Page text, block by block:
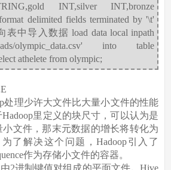
INT,silver INT,bronze
delimited fields terminated by '\t'
表中导入数据 load data local inpath
olympic_data.csv' into table
athelete from olympic;
理少许大文件比大量小文件的性能
里定义的块尺寸，可以认为是
文件，那末元数据的增长将转化为
为了解决这个问题，Hadoop引入了
作为存储小文件的容器。